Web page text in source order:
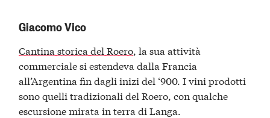
Giacomo Vico
Cantina storica del Roero, la sua attività
commerciale si estendeva dalla Francia
all’Argentina fin dagli inizi del ‘900. I vini prodotti
sono quelli tradizionali del Roero, con qualche
escursione mirata in terra di Langa.